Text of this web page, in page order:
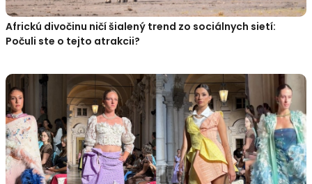
Africkú divočinu ničí šialený trend zo sociálnych sietí:
Počuli ste o tejto atrakcii?